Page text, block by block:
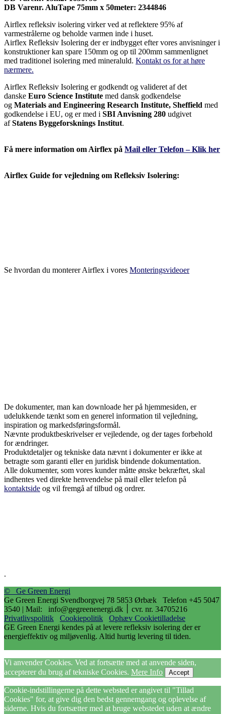
DB Varenr. AluTape 75mm x 50meter: 2344846
Airﬂex refleksiv isolering virker ved at reflektere 95% af
varmestrålerne og beholde varmen inde i huset.
Airflex Refleksiv Isolering der er indbygget efter vores anvisninger i
konstruktioner kan spare 150mm og op til 200mm sammenlignet
med traditionel isolering med mineraluld. Kontakt os for at høre
nærmere.
Airflex Refleksiv Isolering er godkendt og valideret af det
danske Euro Science Institute med dansk godkendelse
og Materials and Engineering Research Institute, Sheffield med
godkendelse i EU, og er med i SBI Anvisning 280 udgivet
afStatens Byggeforsknings Institut.
Få mere information om Airflex på Mail eller Telefon – Klik her
Airflex Guide for vejledning om Refleksiv Isolering:
Se hvordan du monterer Airflex i vores Monteringsvideoer
De dokumenter, man kan downloade her på hjemmesiden, er
udelukkende tænkt som en generel information til vejledning,
inspiration og markedsføringsformål.
Nævnte produktbeskrivelser er vejledende, og der tages forbehold
for ændringer.
Produktdetaljer og tekniske data nævnt i dokumenter er ikke at
betragte som garanti eller en juridisk bindende dokumentation.
Alle dokumenter, som vores kunder måtte ønske bekræftet, skal
indhentes ved direkte henvendelse på mail eller telefon på
kontaktside og vil fremgå af tilbud og ordrer.
.
© Ge Green Energi
Ge Green Energi Svendborgvej 78 5853 Ørbæk Telefon +45 5047
3540 | Mail: info@gegreenenergi.dk ׀ cvr. nr. 34705216
Privatlivspolitik
Cookiepolitik
Ophæv Cookietilladelse
GE Green Energi kendes på at levere refleksiv isolering der er
energieffektiv og miljøvenlig. Altid hurtig levering til tiden.
Vi anvender Cookies. Ved at fortsætte med at anvende siden,
accepterer du brug af tekniske Cookies. Mere Info Accept
Cookie-indstillingerne på dette websted er angivet til "Tillad
Cookies" for, at give dig den bedst gennemgang og oplevelse af
siderne. Hvis du fortsætter med at bruge webstedet uden at ændre